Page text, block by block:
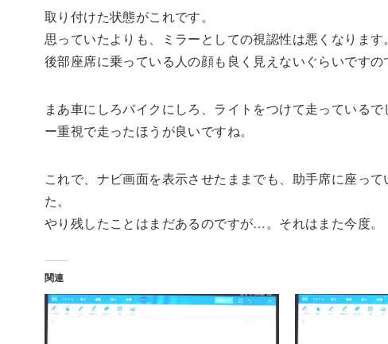
取り付けた状態がこれです。
思っていたよりも、ミラーとしての視認性は悪くなりま
後部座席に乗っている人の顔も良く見えないぐらいです
まあ車にしろバイクにしろ、ライトをつけて走っている
ー重視で走ったほうが良いですね。
これで、ナビ画面を表示させたままでも、助手席に座っ
た。
やり残したことはまだあるのですが…。それはまた今度。
関連